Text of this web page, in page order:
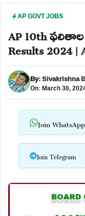
AP GOVT JOBS
AP 10th
Results 2024 |
By:Sivakrishna
On: March 30,
Join WhatsApp
Join Telegram